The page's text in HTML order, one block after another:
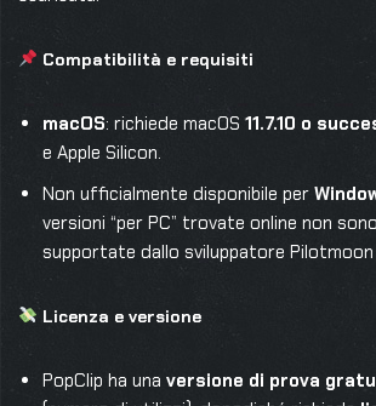
Compatibilità e requisiti
macOS: richiede macOS 11.7.10 o
e Apple Silicon.
Non ufficialmente disponibile per
versioni “per PC” trovate online non
supportate dallo sviluppatore Pilotmoon
Licenza e versione
PopClip ha una versione di prova